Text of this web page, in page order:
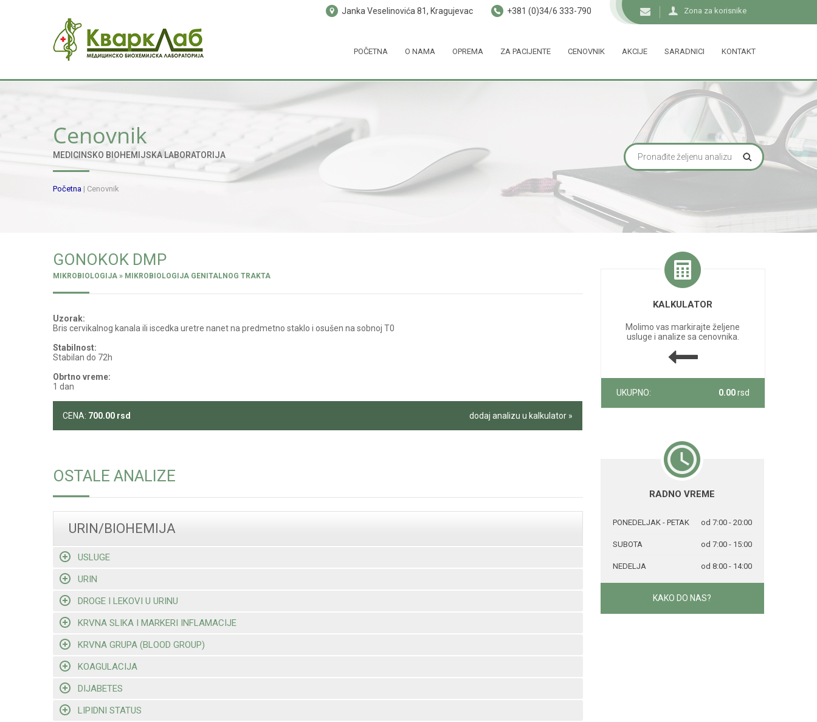
Zona za korisnike
Janka Veselinovića 81, Kragujevac +381 (0)34/6 333-790
POČETNA O NAMA OPREMA ZA PACIJENTE CENOVNIK AKCIJE SARADNICI KONTAKT
Cenovnik
MEDICINSKO BIOHEMIJSKA LABORATORIJA
Početna | Cenovnik
GONOKOK DMP
MIKROBIOLOGIJA » MIKROBIOLOGIJA GENITALNOG TRAKTA
Uzorak:
Bris cervikalnog kanala ili iscedka uretre nanet na predmetno staklo i osušen na sobnoj T0
Stabilnost:
Stabilan do 72h
Obrtno vreme:
1 dan
CENA: 700.00 rsd dodaj analizu u kalkulator »
OSTALE ANALIZE
URIN/BIOHEMIJA
USLUGE
URIN
DROGE I LEKOVI U URINU
KRVNA SLIKA I MARKERI INFLAMACIJE
KRVNA GRUPA (BLOOD GROUP)
KOAGULACIJA
DIJABETES
LIPIDNI STATUS
KALKULATOR
Molimo vas markirajte željene
usluge i analize sa cenovnika.
UKUPNO: 0.00rsd
RADNO VREME
PONEDELJAK - PETAK od 7:00 - 20:00
SUBOTA od 7:00 - 15:00
NEDELJA od 8:00 - 14:00
KAKO DO NAS?